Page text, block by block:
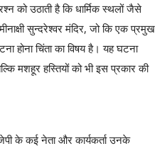
को उठाती है कि धार्मिक स्थलों जैसे
सुन्दरेश्वर मंदिर, जो कि एक प्रमुख
होना चिंता का विषय है। यह घटना
मशहूर हस्तियों को भी इस प्रकार की
के कई नेता और कार्यकर्ता उनके